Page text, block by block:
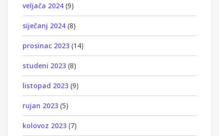
veljača 2024 (9)
siječanj 2024 (8)
prosinac 2023 (14)
studeni 2023 (8)
listopad 2023 (9)
rujan 2023 (5)
kolovoz 2023 (7)